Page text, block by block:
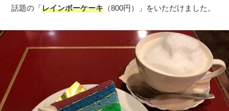
話題の「レインボーケーキ （800円）」をいただけました。